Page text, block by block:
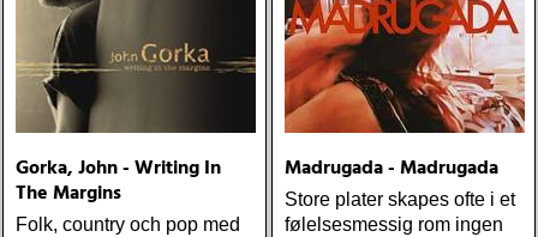
Gorka, John - Writing In
The Margins
Folk, country och pop med
Madrugada - Madrugada
Store plater skapes ofte i et
følelsesmessig rom ingen